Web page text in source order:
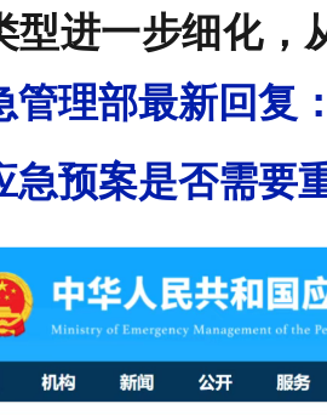
型进一步细化，
管理部最新回复
急预案是否需要